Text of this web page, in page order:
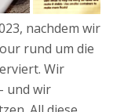
nachdem wir
rund um die
Wir
und wir